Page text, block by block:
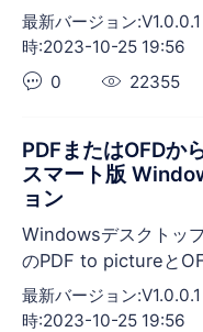
pdf、jpg、jpeg、png
識：中国語、英語、数
Windowsアプリケー
は、データの漏洩を排
度、高精度、バッチサ
ルな操作手順。
最新バージョン:V1.0.0.1
時:2023-10-25 19:56
0
22355
PDFまたはOFDか
スマート版
ョン
Windowsデスクトッ
のPDF to pictureと
時にサポートする、実
ーションが登場した！
最新バージョン:V1.0.0.1
時:2023-10-25 19:56